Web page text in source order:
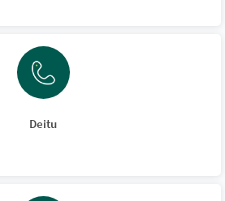
Deitu